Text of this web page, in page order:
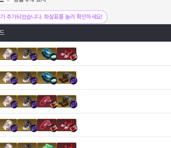
가 추가되었습니다. 화살표를 눌러 확인하세요!